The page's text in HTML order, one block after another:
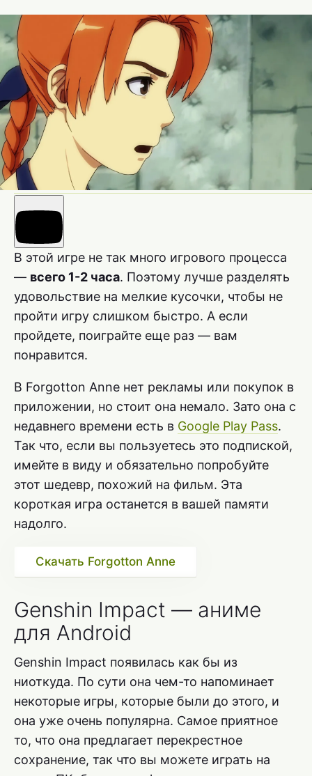
В этой игре не так много игрового процесса
— всего 1-2 часа. Поэтому лучше разделять
удовольствие на мелкие кусочки, чтобы не
пройти игру слишком быстро. А если
пройдете, поиграйте еще раз — вам
понравится.
В Forgotton Anne нет рекламы или покупок в
приложении, но стоит она немало. Зато она с
недавнего времени есть в Google Play Pass.
Так что, если вы пользуетесь это подпиской,
имейте в виду и обязательно попробуйте
этот шедевр, похожий на фильм. Эта
короткая игра останется в вашей памяти
надолго.
Скачать Forgotton Anne
Genshin Impact — аниме
для Android
Genshin Impact появилась как бы из
ниоткуда. По сути она чем-то напоминает
некоторые игры, которые были до этого, и
она уже очень популярна. Самое приятное
то, что она предлагает перекрестное
сохранение, так что вы можете играть на